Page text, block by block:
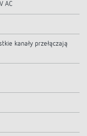
AC
kanały przełączają